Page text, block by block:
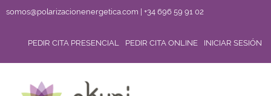
somos@polarizacionenergetica.com | +34 696 59 91 02
PEDIR CITA PRESENCIAL PEDIR CITA ONLINE INICIAR SESIÓN